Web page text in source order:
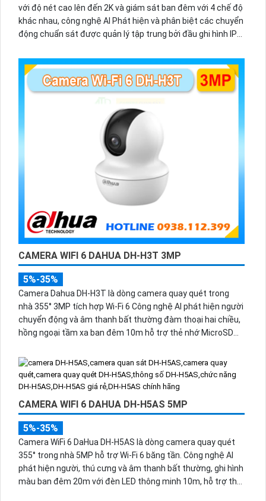
với độ nét cao lên đến 2K và giám sát ban đêm với 4 chế độ
khác nhau, công nghệ AI Phát hiện và phân biệt các chuyển
động chuẩn sát được quản lý tập trung bởi đầu ghi hình IP
CAMERA WIFI 6 DAHUA DH-H3T 3MP
5%-35%
Camera Dahua DH-H3T là dòng camera quay quét trong
nhà 355° 3MP tích hợp Wi-Fi 6 Công nghệ AI phát hiện người
chuyển động và âm thanh bất thường đàm thoại hai chiều,
hồng ngoại tầm xa ban đêm 10m hỗ trợ thẻ nhớ MicroSD
CAMERA WIFI 6 DAHUA DH-H5AS 5MP
5%-35%
Camera WiFi 6 DaHua DH-H5AS là dòng camera quay quét
355° trong nhà 5MP hỗ trợ Wi-Fi 6 băng tần. Công nghệ AI
phát hiện người, thú cưng và âm thanh bất thường, ghi hình
màu ban đêm 20m với đèn LED thông minh 10m, hỗ trợ thẻ